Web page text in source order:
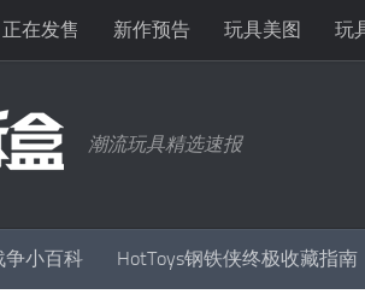
正在发售 新作预告 玩具美图 玩
潮流玩具精选速报
争小百科 HotToys钢铁侠终极收藏指南